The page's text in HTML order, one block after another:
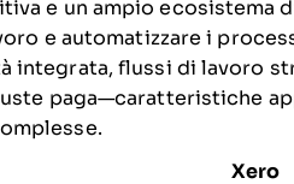
e un ampio ecosistema
e automatizzare i
integrata, flussi di lavoro
paga—caratteristiche
Xero